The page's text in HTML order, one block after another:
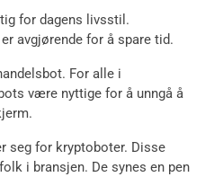
for dagens livsstil.
avgjørende for å spare tid.
For alle i
være nyttige for å unngå å
seg for kryptoboter. Disse
i bransjen. De synes en pen